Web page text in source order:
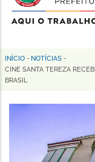
de
Horizonte
Trilha
de
navegação
INÍCIO - NOTÍCIAS -
CINE SANTA TEREZA
BRASIL